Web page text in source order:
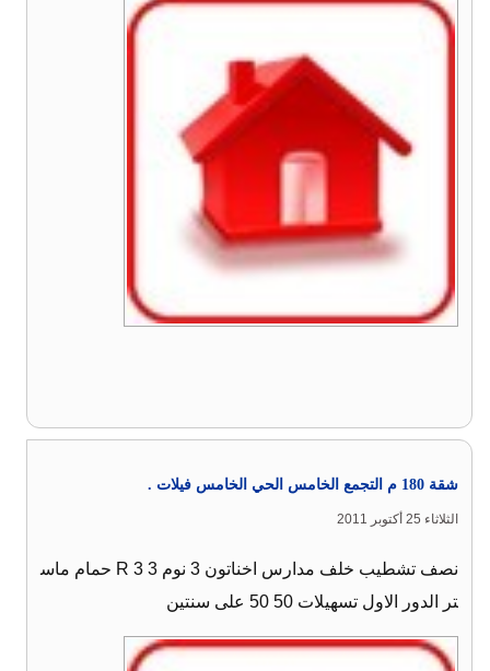
شقة 180 م التجمع الخامس الحي الخامس فيلات .
الثلاثاء 25 أكتوبر 2011
نصف تشطيب خلف مدارس اخناتون 3 نوم 3 R 3 حمام ماس
تر الدور الاول تسهيلات 50 50 على سنتين